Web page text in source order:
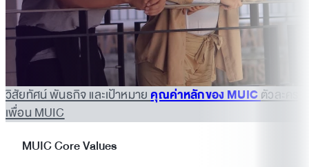
วิสัยทัศน์ พันธกิจ และเป้าหมายคุณค่าหลักของ MUICตัวละคร
เพื่อน MUIC
MUIC Core Values